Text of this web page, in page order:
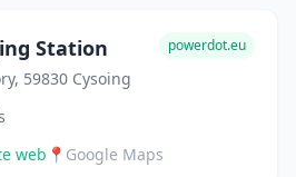
Station
59830 Cysoing
powerdot.eu
web 📍 Google Maps